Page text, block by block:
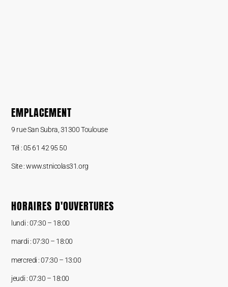
EMPLACEMENT
9 rue San Subra, 31300 Toulouse
Tél : 05 61 42 95 50
Site : www.stnicolas31.org
HORAIRES D'OUVERTURES
lundi :07:30 – 18:00
mardi : 07:30 – 18:00
mercredi : 07:30 – 13:00
jeudi : 07:30 – 18:00